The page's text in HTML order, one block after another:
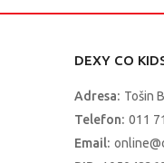
DEXY CO
Adresa: Tošin
Telefon: 011
Email: